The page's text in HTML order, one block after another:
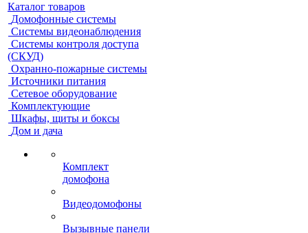
Каталог товаров
Домофонные системы
Системы видеонаблюдения
Системы контроля доступа
(СКУД)
Охранно-пожарные системы
Источники питания
Сетевое оборудование
Комплектующие
Шкафы, щиты и боксы
Дом и дача
Комплект
домофона
Видеодомофоны
Вызывные панели